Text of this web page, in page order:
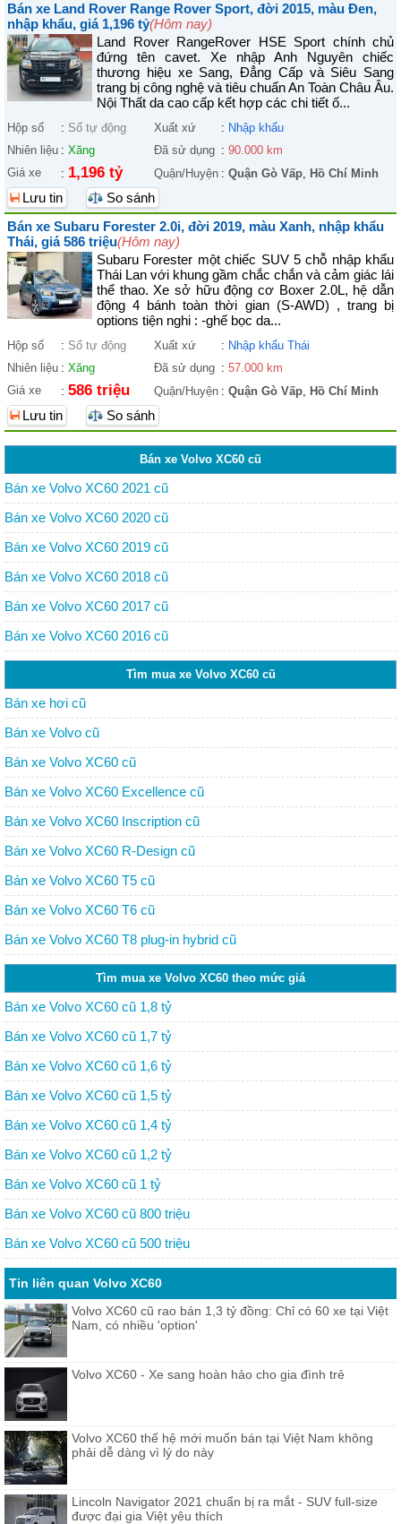
Bán xe Land Rover Range Rover Sport, đời 2015, màu Đen,
nhập khẩu, giá 1,196 tỷ(Hôm nay)
Land Rover RangeRover HSE Sport chính chủ
đứng tên cavet. Xe nhập Anh Nguyên chiếc
thương hiệu xe Sang, Đẳng Cấp và Siêu Sang
trang bị công nghệ và tiêu chuẩn An Toàn Châu Âu.
Nội Thất da cao cấp kết hợp các chi tiết ố...
Hộp số : Số tự động Xuất xứ : Nhập khẩu
Nhiên liệu : Xăng Đã sử dụng : 90.000 km
Giá xe
: 1,196 tỷ Quận/Huyện : Quận Gò Vấp, Hồ Chí Minh
Lưu tin
So sánh
Bán xe Subaru Forester 2.0i, đời 2019, màu Xanh, nhập khẩu
Thái, giá 586 triệu(Hôm nay)
Subaru Forester một chiếc SUV 5 chỗ nhập khẩu
Thái Lan với khung gầm chắc chắn và cảm giác lái
thể thao. Xe sở hữu động cơ Boxer 2.0L, hệ dẫn
động 4 bánh toàn thời gian (S-AWD) , trang bị
options tiện nghi : -ghế bọc da...
Hộp số : Số tự động Xuất xứ : Nhập khẩu Thái
Nhiên liệu : Xăng Đã sử dụng : 57.000 km
Giá xe
: 586 triệu Quận/Huyện : Quận Gò Vấp, Hồ Chí Minh
Lưu tin So sánh
Bán xe Volvo XC60 cũ
Bán xe Volvo XC60 2021 cũ
Bán xe Volvo XC60 2020 cũ
Bán xe Volvo XC60 2019 cũ
Bán xe Volvo XC60 2018 cũ
Bán xe Volvo XC60 2017 cũ
Bán xe Volvo XC60 2016 cũ
Tìm mua xe Volvo XC60 cũ
Bán xe hơi cũ
Bán xe Volvo cũ
Bán xe Volvo XC60 cũ
Bán xe Volvo XC60 Excellence cũ
Bán xe Volvo XC60 Inscription cũ
Bán xe Volvo XC60 R-Design cũ
Bán xe Volvo XC60 T5 cũ
Bán xe Volvo XC60 T6 cũ
Bán xe Volvo XC60 T8 plug-in hybrid cũ
Tìm mua xe Volvo XC60 theo mức giá
Bán xe Volvo XC60 cũ 1,8 tỷ
Bán xe Volvo XC60 cũ 1,7 tỷ
Bán xe Volvo XC60 cũ 1,6 tỷ
Bán xe Volvo XC60 cũ 1,5 tỷ
Bán xe Volvo XC60 cũ 1,4 tỷ
Bán xe Volvo XC60 cũ 1,2 tỷ
Bán xe Volvo XC60 cũ 1 tỷ
Bán xe Volvo XC60 cũ 800 triệu
Bán xe Volvo XC60 cũ 500 triệu
Tin liên quan Volvo XC60
Volvo XC60 cũ rao bán 1,3 tỷ đồng: Chỉ có 60 xe tại Việt
Nam, có nhiều 'option'
Volvo XC60 - Xe sang hoàn hảo cho gia đình trẻ
Volvo XC60 thế hệ mới muốn bán tại Việt Nam không
phải dễ dàng vì lý do này
Lincoln Navigator 2021 chuẩn bị ra mắt - SUV full-size
được đại gia Việt yêu thích